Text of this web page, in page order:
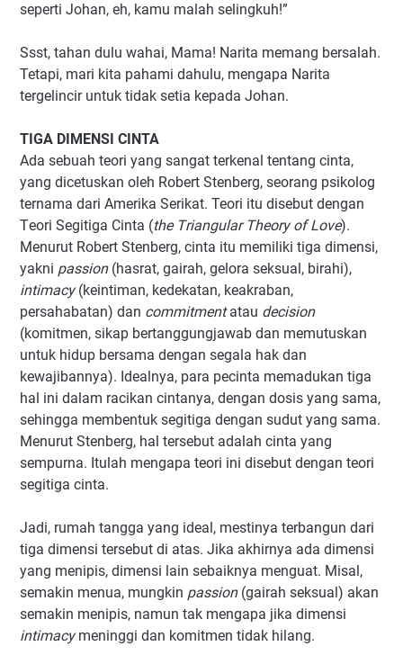
seperti Johan, eh, kamu malah selingkuh!”
Ssst, tahan dulu wahai, Mama! Narita memang bersalah.
Tetapi, mari kita pahami dahulu, mengapa Narita
tergelincir untuk tidak setia kepada Johan.
TIGA DIMENSI CINTA
Ada sebuah teori yang sangat terkenal tentang cinta,
yang dicetuskan oleh Robert Stenberg, seorang psikolog
ternama dari Amerika Serikat. Teori itu disebut dengan
Teori Segitiga Cinta (the Triangular Theory ofLove).
Menurut Robert Stenberg, cinta itu memiliki tiga dimensi,
yakni passion(hasrat, gairah, gelora seksual, birahi),
intimacy(keintiman, kedekatan, keakraban,
persahabatan) dan commitmentatau decision
(komitmen, sikap bertanggungjawab dan memutuskan
untuk hidup bersama dengan segala hak dan
kewajibannya). Idealnya, para pecinta memadukan tiga
hal ini dalam racikan cintanya, dengan dosis yang sama,
sehingga membentuk segitiga dengan sudut yang sama.
Menurut Stenberg, hal tersebut adalah cinta yang
sempurna. Itulah mengapa teori ini disebut dengan teori
segitiga cinta.
Jadi, rumah tangga yang ideal, mestinya terbangun dari
tiga dimensi tersebut di atas. Jika akhirnya ada dimensi
yang menipis, dimensi lain sebaiknya menguat. Misal,
semakin menua, mungkin passion(gairah seksual) akan
semakin menipis, namun tak mengapa jika dimensi
intimacymeninggi dan komitmen tidak hilang.